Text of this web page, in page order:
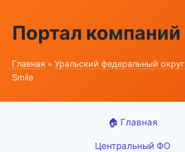
Портал компаний
Главная » Уральский федеральный округ
Smile
🏠 Главная
Центральный ФО